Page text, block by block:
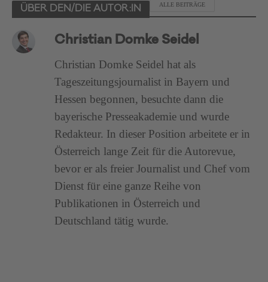
ÜBER DEN/DIE AUTOR:IN
ALLE BEITRÄGE
Christian Domke Seidel
Christian Domke Seidel hat als
Tageszeitungsjournalist in Bayern und
Hessen begonnen, besuchte dann die
bayerische Presseakademie und wurde
Redakteur. In dieser Position arbeitete er in
Österreich lange Zeit für die Autorevue,
bevor er als freier Journalist und Chef vom
Dienst für eine ganze Reihe von
Publikationen in Österreich und
Deutschland tätig wurde.